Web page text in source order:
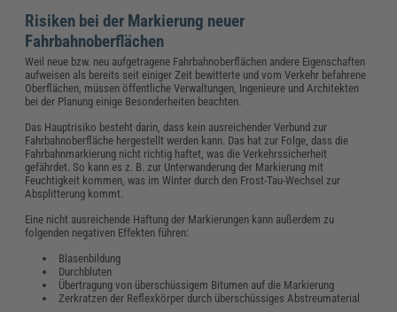
Risiken bei der Markierung neuer
Fahrbahnoberflächen
Weil neue bzw. neu aufgetragene Fahrbahnoberflächen andere Eigenschaften
aufweisen als bereits seit einiger Zeit bewitterte und vom Verkehr befahrene
Oberflächen, müssen öffentliche Verwaltungen, Ingenieure und Architekten
bei der Planung einige Besonderheiten beachten.
Das Hauptrisiko besteht darin, dass kein ausreichender Verbund zur
Fahrbahnoberfläche hergestellt werden kann. Das hat zur Folge, dass die
Fahrbahnmarkierung nicht richtig haftet, was die Verkehrssicherheit
gefährdet. So kann es z. B. zur Unterwanderung der Markierung mit
Feuchtigkeit kommen, was im Winter durch den Frost-Tau-Wechsel zur
Absplitterung kommt.
Eine nicht ausreichende Haftung der Markierungen kann außerdem zu
folgenden negativen Effekten führen:
Blasenbildung
Durchbluten
Übertragung von überschüssigem Bitumen auf die Markierung
Zerkratzen der Reflexkörper durch überschüssiges Abstreumaterial